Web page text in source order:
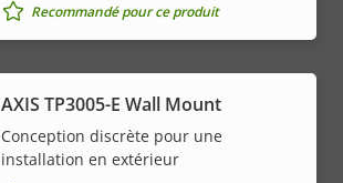
Recommandé pour ce produit
AXIS TP3005-E Wall Mount
Conception discrète pour une
installation en extérieur